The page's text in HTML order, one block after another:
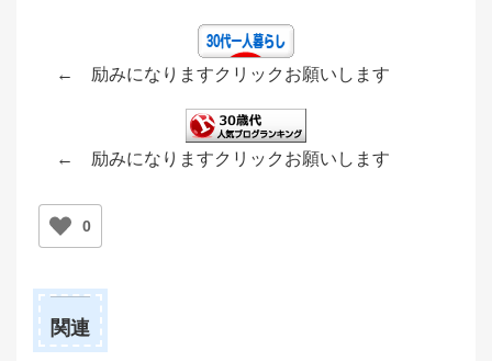
← 励みになりますクリックお願いします
← 励みになりますクリックお願いします
0
関連